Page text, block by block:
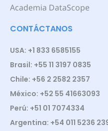
Academia DataScope
CONTÁCTANOS
USA: +1 833 6585155
Brasil: +55 11 3197 0835
Chile: +56 2 2582 2357
México: +52 55 41663093
Perú: +51 01 7074334
Argentina: +54 011 5236